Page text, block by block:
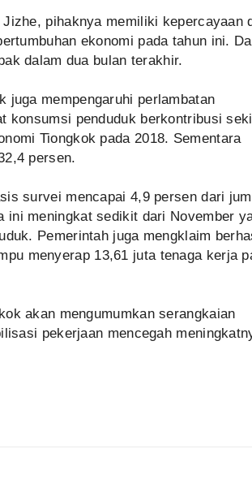
pihaknya memiliki kepercayaan
ekonomi pada tahun ini.
dalam dua bulan terakhir.
juga mempengaruhi perlambatan
konsumsi penduduk berkontribusi
Tiongkok pada 2018. Sementara
persen.
survei mencapai 4,9 persen dari
ini meningkat sedikit dari November
Pemerintah juga mengklaim
menyerap 13,61 juta tenaga kerja
akan mengumumkan serangkaian
pekerjaan mencegah